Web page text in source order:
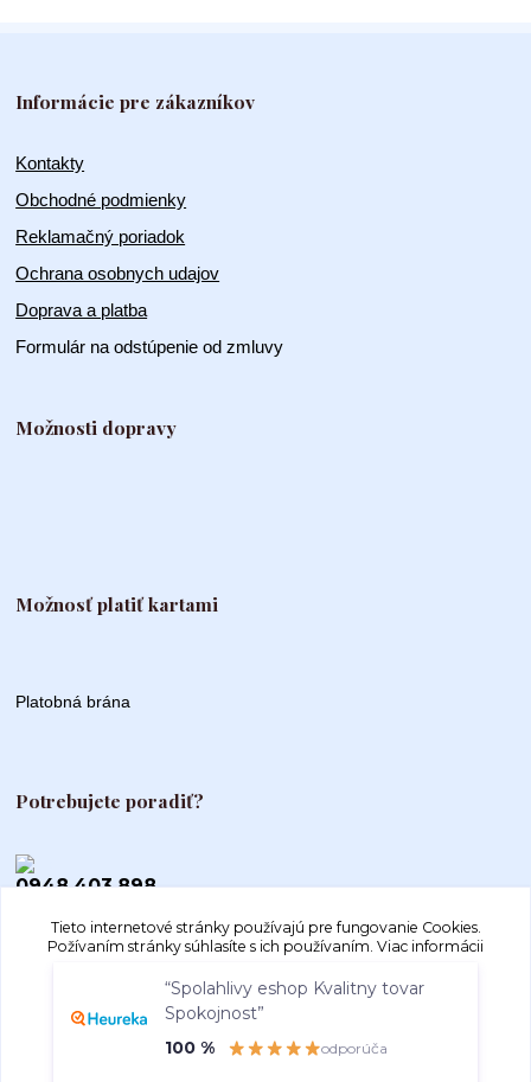
Informácie pre zákazníkov
Kontakty
Obchodné podmienky
Reklamačný poriadok
Ochrana osobnych udajov
Doprava a platba
Formulár na odstúpenie od zmluvy
Možnosti dopravy
Možnosť platiť kartami
Platobná brána
Potrebujete poradiť?
0948 403 898
info@autogood.sk
Tieto internetové stránky používajú pre fungovanie Cookies.
Požívaním stránky súhlasíte s ich používaním. Viac informácii
Nastavenia
“Spolahlivy eshop Kvalitny tovar
Spokojnost”
100 %
odporúča